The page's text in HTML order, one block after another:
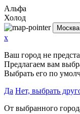
Альфа
Холод
Москва
x
Ваш город не
Предлагаем вам
Выбрать его по
Да Нет, выбрать
От выбранного